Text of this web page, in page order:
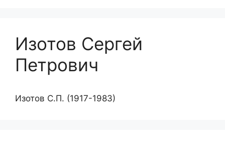
Изотов Сергей
Петрович
Изотов С.П. (1917-1983)